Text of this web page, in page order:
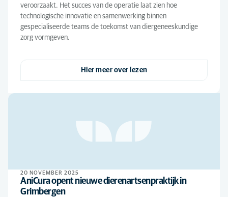
veroorzaakt. Het succes van de operatie laat zien hoe
technologische innovatie en samenwerking binnen
gespecialiseerde teams de toekomst van diergeneeskundige
zorg vormgeven.
Hier meer over lezen
20 NOVEMBER 2025
AniCura opent nieuwe dierenartsenpraktijk in
Grimbergen